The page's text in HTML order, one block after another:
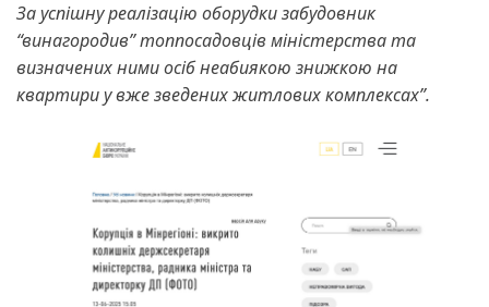
За успішну реалізацію оборудки забудовник
“винагородив” топпосадовців міністерства та
визначених ними осіб неабиякою знижкою на
квартири у вже зведених житлових комплексах”.